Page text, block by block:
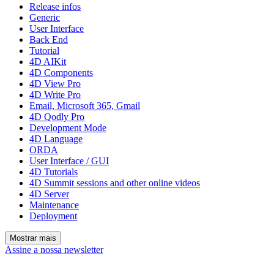
Release infos
Generic
User Interface
Back End
Tutorial
4D AIKit
4D Components
4D View Pro
4D Write Pro
Email, Microsoft 365, Gmail
4D Qodly Pro
Development Mode
4D Language
ORDA
User Interface / GUI
4D Tutorials
4D Summit sessions and other online videos
4D Server
Maintenance
Deployment
Mostrar mais
Assine a nossa newsletter